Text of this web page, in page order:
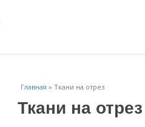
Главная » Ткани на отрез
Ткани на отрез